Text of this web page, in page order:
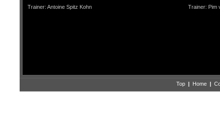
Trainer: Antoine Spitz Kohn Trainer: Pim
Top | Home |